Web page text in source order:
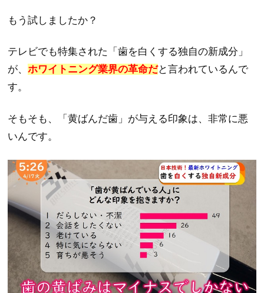
もう試しましたか？
テレビでも特集された「歯を白くする独自の新成分」
が、ホワイトニング業界の革命だと言われているんで
す。
そもそも、「黄ばんだ歯」が与える印象は、非常に悪
いんです。